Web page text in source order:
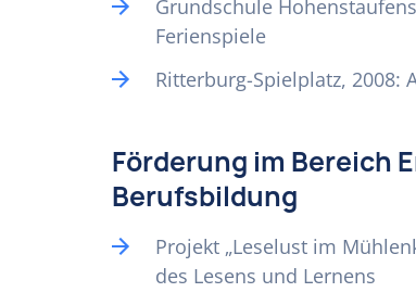
Grundschule
Ferienspiele
Ritterburg-Spielplatz, 2008:
Förderung im Bereich
Berufsbildung
Projekt „Leselust im
des Lesens und Lernens